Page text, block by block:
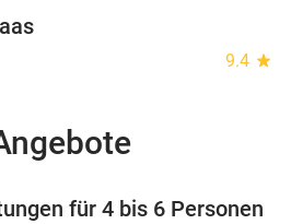
9.4 star
für 4 bis 6 Personen